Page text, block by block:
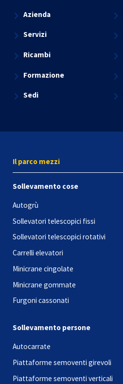
Azienda
Servizi
Ricambi
Formazione
Sedi
Il parco mezzi
Sollevamento cose
Autogrù
Sollevatori telescopici fissi
Sollevatori telescopici rotativi
Carrelli elevatori
Minicrane cingolate
Minicrane gommate
Furgoni cassonati
Sollevamento persone
Autocarrate
Piattaforme semoventi girevoli
Piattaforme semoventi verticali